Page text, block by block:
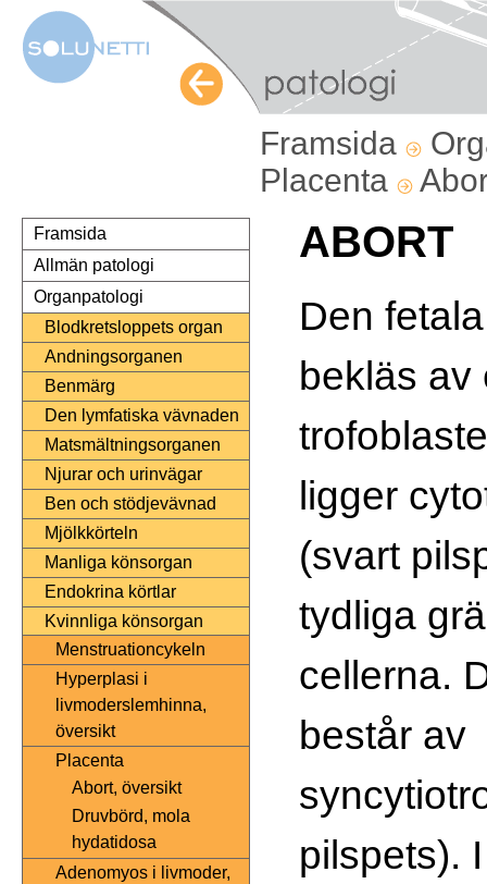
Framsida
Placenta
Framsida
Allmän patologi
Organpatologi
Blodkretsloppets organ
Andningsorganen
Benmärg
Den lymfatiska vävnaden
Matsmältningsorganen
Njurar och urinvägar
Ben och stödjevävnad
Mjölkkörteln
Manliga könsorgan
Endokrina körtlar
Kvinnliga könsorgan
Menstruationcykeln
Hyperplasi i
livmoderslemhinna,
översikt
Placenta
Abort, översikt
Druvbörd, mola
hydatidosa
Adenomyos i livmoder,
ABORT
Den
bekläs av
ligger
(svart
tydliga
cellerna.
består av
pilspets).